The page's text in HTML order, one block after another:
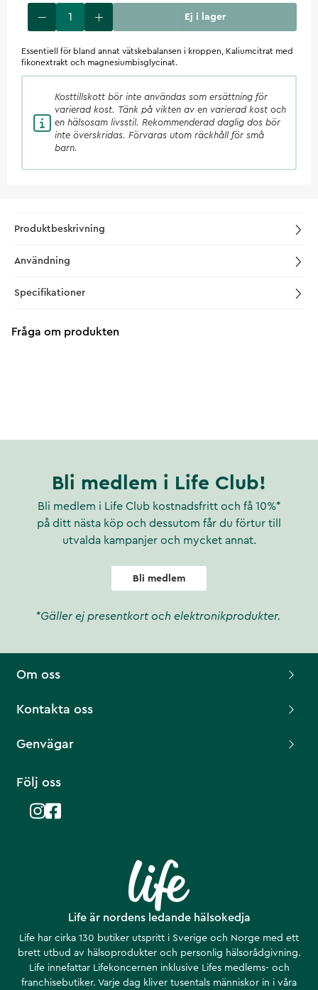
Ej i lager
Essentiell för bland annat vätskebalansen i kroppen, Kaliumcitrat med
fikonextrakt och magnesiumbisglycinat.
Kosttillskott bör inte användas som ersättning för
varierad kost. Tänk på vikten av en varierad kost och
en hälsosam livsstil. Rekommenderad daglig dos bör
inte överskridas. Förvaras utom räckhåll för små
barn.
Produktbeskrivning
Användning
Specifikationer
Fråga om produkten
Bli medlem i Life Club!
Bli medlem i Life Club kostnadsfritt och få 10%*
på ditt nästa köp och dessutom får du förtur till
utvalda kampanjer och mycket annat.
Bli medlem
*Gäller ej presentkort och elektronikprodukter.
Life är nordens ledande hälsokedja
Life har cirka 130 butiker utspritt i Sverige och Norge med ett
brett utbud av hälsoprodukter och personlig hälsorådgivning.
Life innefattar Lifekoncernen inklusive Lifes medlems- och
franchisebutiker. Varje dag kliver tusentals människor in i våra
Om oss
Kontakta oss
Genvägar
Följ oss